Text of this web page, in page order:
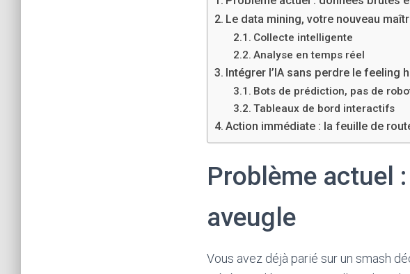
c
e
u
Le data mining, votre nouveau
Collecte intelligente
Analyse en temps réel
Intégrer l’IA sans perdre le feeling
Bots de prédiction, pas de
Tableaux de bord interactifs
Action immédiate : la feuille de
Problème actuel
aveugle
Vous avez déjà parié sur un smash